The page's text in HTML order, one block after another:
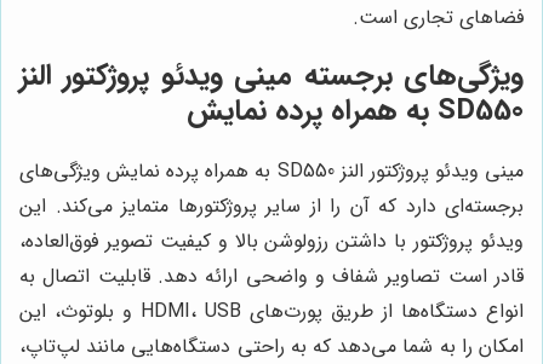
فضاهای تجاری است.
ویژگی‌های برجسته مینی ویدئو پروژکتور النز
SD550 به همراه پرده نمایش
مینی ویدئو پروژکتور النز SD550 به همراه پرده نمایش ویژگی‌های
برجسته‌ای دارد که آن را از سایر پروژکتورها متمایز می‌کند. این
ویدئو پروژکتور با داشتن رزولوشن بالا و کیفیت تصویر فوق‌العاده،
قادر است تصاویر شفاف و واضحی ارائه دهد. قابلیت اتصال به
انواع دستگاه‌ها از طریق پورت‌های HDMI، USB و بلوتوث، این
امکان را به شما می‌دهد که به راحتی دستگاه‌هایی مانند لپ‌تاپ،